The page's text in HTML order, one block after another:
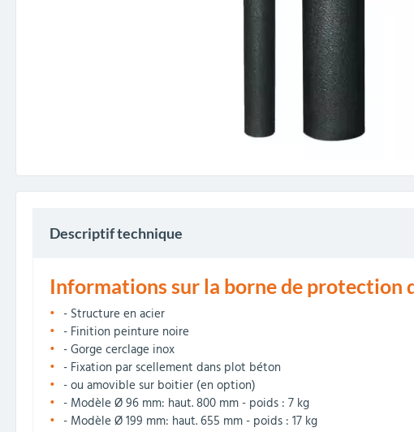
Descriptif technique
Informations sur la borne de protection
- Structure en acier
- Finition peinture noire
- Gorge cerclage inox
- Fixation par scellement dans plot béton
- ou amovible sur boitier (en option)
- Modèle Ø 96 mm: haut. 800 mm - poids : 7 kg
- Modèle Ø 199 mm: haut. 655 mm - poids : 17 kg